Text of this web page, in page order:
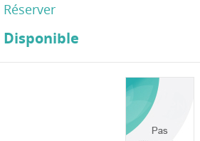
Réserver
Disponible